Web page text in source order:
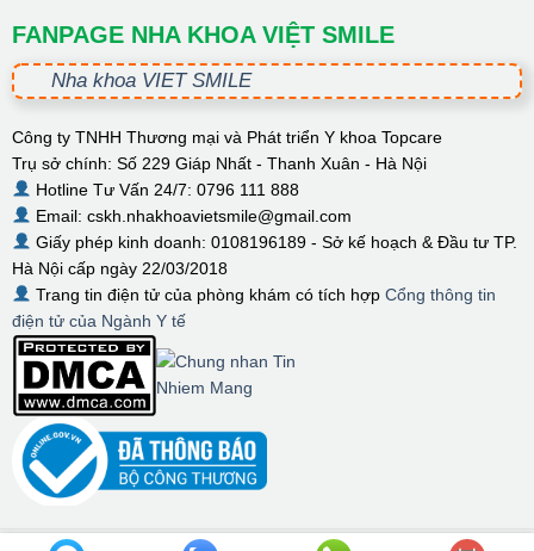
FANPAGE NHA KHOA VIỆT SMILE
Nha khoa VIET SMILE
Công ty TNHH Thương mại và Phát triển Y khoa Topcare
Trụ sở chính: Số 229 Giáp Nhất - Thanh Xuân - Hà Nội
Hotline Tư Vấn 24/7: 0796 111 888
Email: cskh.nhakhoavietsmile@gmail.com
Giấy phép kinh doanh: 0108196189 - Sở kế hoạch & Đầu tư TP.
Hà Nội cấp ngày 22/03/2018
Trang tin điện tử của phòng khám có tích hợp Cổng thông tin
điện tử của Ngành Y tế